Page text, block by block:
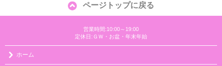
ページトップに戻る
営業時間:10:00～19:00
定休日:ＧＷ・お盆・年末年始
ホーム